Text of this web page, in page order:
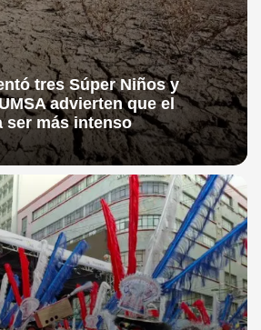
tres Súper Niños y
advierten que el
ser más intenso